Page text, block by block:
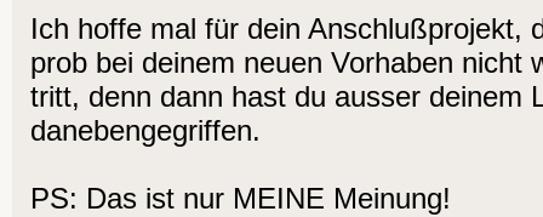
Ich hoffe mal für dein Anschlußprojekt,
prob bei deinem neuen Vorhaben nicht
tritt, denn dann hast du ausser deinem
danebengegriffen.
PS: Das ist nur MEINE Meinung!